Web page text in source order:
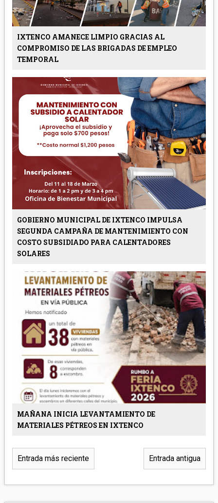
IXTENCO AMANECE LIMPIO GRACIAS AL
COMPROMISO DE LAS BRIGADAS DE EMPLEO
TEMPORAL
GOBIERNO MUNICIPAL DE IXTENCO IMPULSA
SEGUNDA CAMPAÑA DE MANTENIMIENTO CON
COSTO SUBSIDIADO PARA CALENTADORES
SOLARES
MAÑANA INICIA LEVANTAMIENTO DE
MATERIALES PÉTREOS EN IXTENCO
Entrada más reciente Entrada antigua